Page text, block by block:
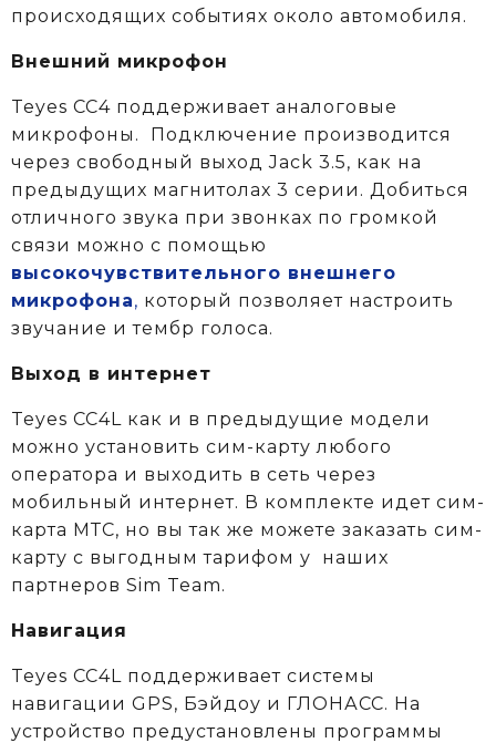
происходящих событиях около автомобиля.
Внешний микрофон
Teyes CC4 поддерживает аналоговые
микрофоны. Подключение производится
через свободный выход Jack 3.5, как на
предыдущих магнитолах 3 серии. Добиться
отличного звука при звонках по громкой
связи можно с помощью
высокочувствительного внешнего
микрофона, который позволяет настроить
звучание и тембр голоса.
Выход в интернет
Teyes CC4L как и в предыдущие модели
можно установить сим-карту любого
оператора и выходить в сеть через
мобильный интернет. В комплекте идет сим-
карта МТС, но вы так же можете заказать сим-
карту с выгодным тарифом у
наших
партнеров Sim Team.
Навигация
Teyes CC4L поддерживает системы
навигации GPS, Бэйдоу и ГЛОНАСС. На
устройство предустановлены программы